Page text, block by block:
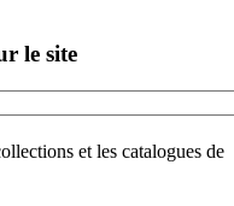
le site
et les catalogues de